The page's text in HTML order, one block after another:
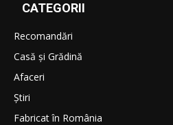
CATEGORII
Recomandări
Casă şi Grădină
Afaceri
Ştiri
Fabricat în România